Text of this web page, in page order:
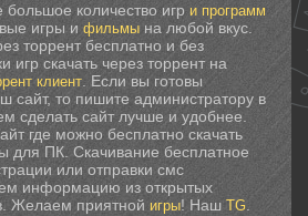
количество игр и программ
игры и фильмы на любой вкус.
торрент бесплатно и без
игр скачать через торрент на
клиент. Если вы готовы
сайт, то пишите администратору в
сделать сайт лучше и удобнее.
где можно бесплатно скачать
для ПК. Скачивание бесплатное
или отправки смс
информацию из открытых
Желаем приятной игры! Наш TG.